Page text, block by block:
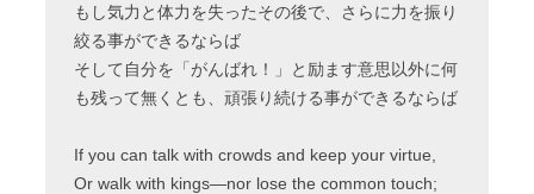
もし気力と体力を失ったその後で、さらに力を振り
絞る事ができるならば
そして自分を「がんばれ！」と励ます意思以外に何
も残って無くとも、頑張り続ける事ができるならば
If you can talk with crowds and keep your virtue,
Or walk with kings—nor lose the common touch;